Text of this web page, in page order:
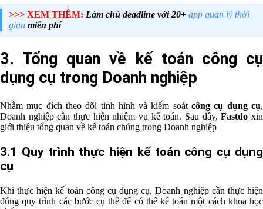
>>> XEM THÊM: Làm chủ deadline với 20+ app quản lý thời
gian miễn phí
3. Tổng quan về kế toán công cụ
dụng cụ trong Doanh nghiệp
Nhằm mục đích theo dõi tình hình và kiểm soátcông cụ dụng cụ,
Doanh nghiệp cần thực hiện nhiệm vụ kế toán. Sau đây,Fastdo xin
giới thiệu tổng quan về kế toán chúng trong Doanh nghiệp
3.1 Quy trình thực hiện kế toán công cụ dụng
cụ
Khi thực hiện kế toán công cụ dụng cụ, Doanh nghiệp cần thực hiện
đúng quy trình các bước cụ thể để có thể kế toán một cách khoa học